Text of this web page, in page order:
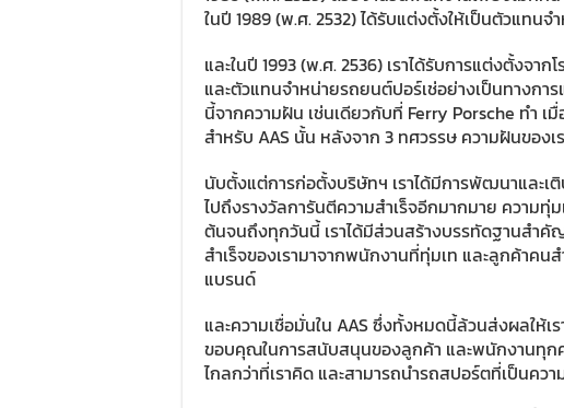
ในปี 1989 (พ.ศ. 2532) ได้รับแต่งตั้งให้เป็นตัวแทน
และในปี 1993 (พ.ศ. 2536) เราได้รับการแต่งตั้งจาก
และตัวแทนจำหน่ายรถยนต์ปอร์เช่อย่างเป็นทางการ
นี้จากความฝัน เช่นเดียวกับที่ Ferry Porsche ทำ เ
สำหรับ AAS นั้น หลังจาก 3 ทศวรรษ ความฝันของ
นับตั้งแต่การก่อตั้งบริษัทฯ เราได้มีการพัฒนาและเ
ไปถึงรางวัลการันตีความสำเร็จอีกมากมาย ความทุ่
ต้นจนถึงทุกวันนี้ เราได้มีส่วนสร้างบรรทัดฐานสำคั
สำเร็จของเรามาจากพนักงานที่ทุ่มเท และลูกค้าค
แบรนด์
และความเชื่อมั่นใน AAS ซึ่งทั้งหมดนี้ล้วนส่งผลให้
ขอบคุณในการสนับสนุนของลูกค้า และพนักงานทุกค
ไกลกว่าที่เราคิด และสามารถนำรถสปอร์ตที่เป็นคว